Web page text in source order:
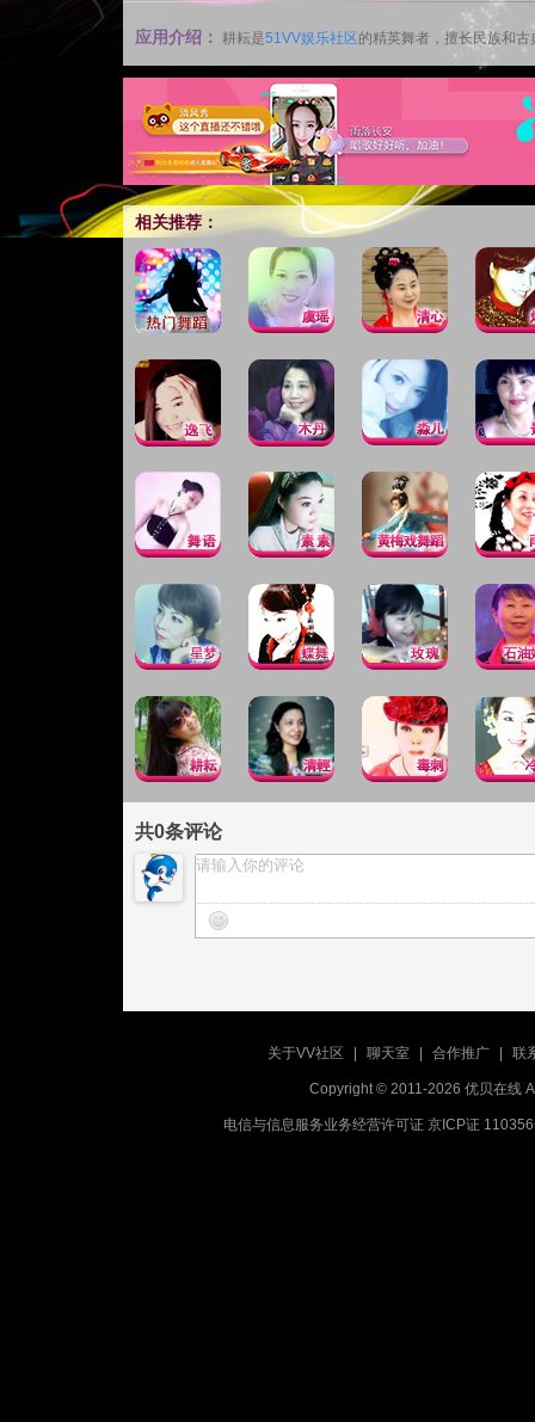
应用介绍： 耕耘是51VV娱乐社区的精英舞者，擅长民族和
相关推荐：
共0条评论
关于VV社区 聊天室 合作推广 联
Copyright © 2011-2026 优贝在线
电信与信息服务业务经营许可证 京ICP证